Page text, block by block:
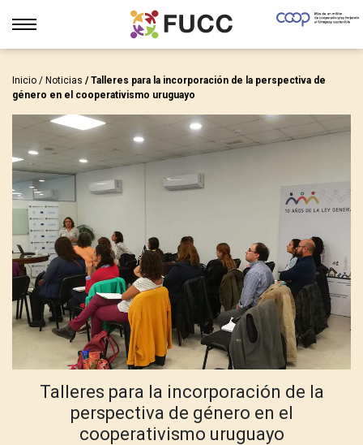
Inicio / Noticias / Talleres para la incorporación de la perspectiva de
género en el cooperativismo uruguayo
Talleres para la incorporación de la
perspectiva de género en el
cooperativismo uruguayo